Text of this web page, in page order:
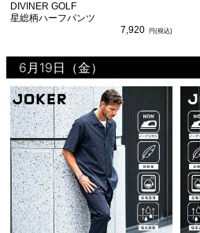
DIVINER GOLF
星総柄ハーフパンツ
7,920
6月19日（金）